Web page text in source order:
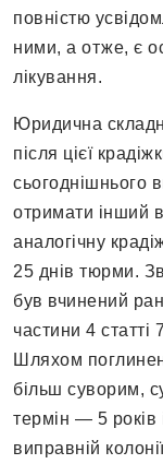
повністю
ними, а отже, є
лікування.
Юридична
після цієї
сьогоднішнього
отримати інший
аналогічну
25 днів тюрми.
був вчинений
частини 4 статті
Шляхом
більш суворим,
термін — 5 років
виправній